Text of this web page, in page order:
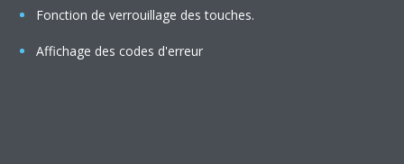
Fonction de verrouillage des touches.
Affichage des codes d'erreur